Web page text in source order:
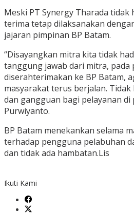
Meski PT Synergy Tharada tidak
terima tetap dilaksanakan
jajaran pimpinan BP Batam.
“Disayangkan mitra kita tidak
tanggung jawab dari mitra, pada
diserahterimakan ke BP Batam,
masyarakat terus berjalan.
dan gangguan bagi pelayanan di
Purwiyanto.
BP Batam menekankan selama
terhadap pengguna pelabuhan
dan tidak ada hambatan.Lis
Ikuti Kami